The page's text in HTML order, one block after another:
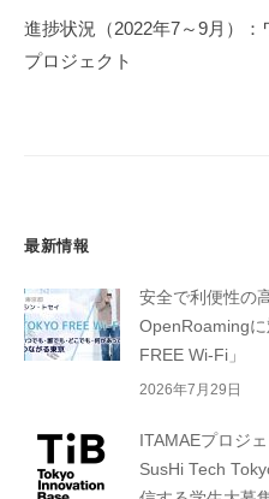
ー
シ
進捗状況（2022年7～9月）
プロジェクト
最新情報
安全で利便性の
OpenRoaming
FREE Wi-Fi」
2026年7月29日
ITAMAEプロジ
SusHi Tech